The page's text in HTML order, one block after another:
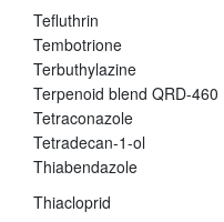
Tefluthrin
Tembotrione
Terbuthylazine
Terpenoid blend QRD-460
Tetraconazole
Tetradecan-1-ol
Thiabendazole
Thiacloprid